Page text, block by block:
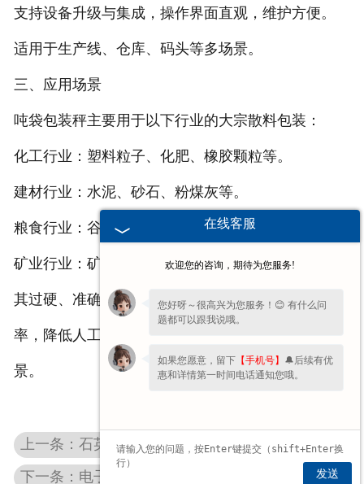
支持设备升级与集成，操作界面直观，维护方便。
适用于生产线、仓库、码头等多场景。
三、应用场景
吨袋包装秤主要用于以下行业的大宗散料包装：
化工行业：塑料粒子、化肥、橡胶颗粒等。
建材行业：水泥、砂石、粉煤灰等。
粮食行业：谷物、饲料、大米等。
矿业行业：矿石、矿粉、煤炭等。
其过硬、准确的自动化包装能力可显著提升生产效
率，降低人工成本，适用于需要大袋包装的物料场
景。
上一条：石英砂物料应该选用哪种定量包装秤
下一条：电子皮带秤在建材行业中的应用
在线客服
欢迎您的咨询，期待为您服务!
您好呀～很高兴为您服务！😊 有什么问
题都可以跟我说哦。
如果您愿意，留下 【手机号】 🔔后续有优
惠和详情第一时间电话通知您哦。
发送